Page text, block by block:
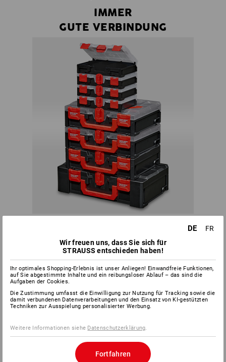
IMMER
GUTE VERBINDUNG
beliebigen STRAUSSbox verbinden. Der Kreativität und
individuellen Bedürfnissen sind dabei so gut wie keine
Grenzen gesetzt.
PASST
IMMER
DE
FR
Wir freuen uns, dass Sie sich für
STRAUSS entschieden haben!
Ihr optimales Shopping-Erlebnis ist unser Anliegen! Einwandfreie Funktionen,
auf Sie abgestimmte Inhalte und ein reibungsloser Ablauf – das sind die
Aufgaben der Cookies.
Die Zustimmung umfasst die Einwilligung zur Nutzung für Tracking sowie die
damit verbundenen Datenverarbeitungen und den Einsatz von KI-gestützten
Techniken zur Ausspielung personalisierter Werbung.
Weitere Informationen siehe Datenschutzerklärung.
Fortfahren